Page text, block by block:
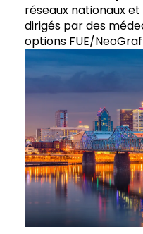
réseaux nationaux
dirigés par des
options FUE/